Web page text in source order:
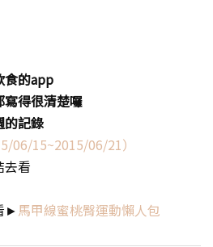
食的app
得很清楚囉
的記錄
06/15~2015/06/21）
去看
►馬甲線蜜桃臀運動懶人包